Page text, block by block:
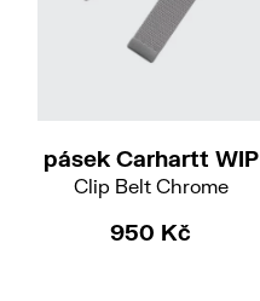
pásek Carhartt WIP
Clip Belt Chrome
950 Kč